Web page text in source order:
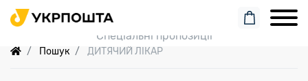
Пошук замовлення
Спеціальні пропозиції
Пошук ДИТЯЧИЙ ЛІКАР